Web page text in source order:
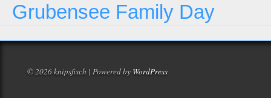
Grubensee Family Day
© 2026 knipsfisch | Powered by WordPress